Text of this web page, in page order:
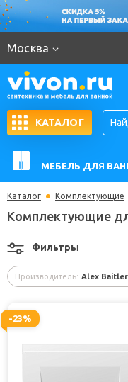
Москва
КАТАЛОГ
МЕБЕЛЬ ДЛЯ
Каталог Комплектующие
Комплектующие
Производитель: Alex Baitler
Фильтры
-23%